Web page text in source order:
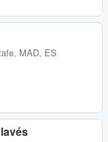
MAD, ES